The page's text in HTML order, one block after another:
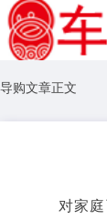
导购文章正文
对家庭而